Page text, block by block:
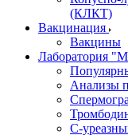
(КЛКТ)
Вакцинация
Вакцины
Лаборатория
Анализы
С-